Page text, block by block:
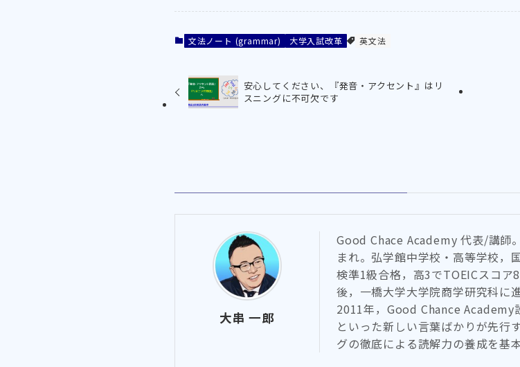
文法ノート (grammar) 大学入試改革 英文法
安心してください、『発音・アクセント』はリ
スニングに不可欠です
大串 一郎
Good Chace Academy 代表/講師
まれ。弘学館中学校・高等学校，
検準1級合格，高3でTOEICスコ
後，一橋大学大学院商学研究科に
2011年，Good Chance Academy
といった新しい言葉ばかりが先行
グの徹底による読解力の養成を基